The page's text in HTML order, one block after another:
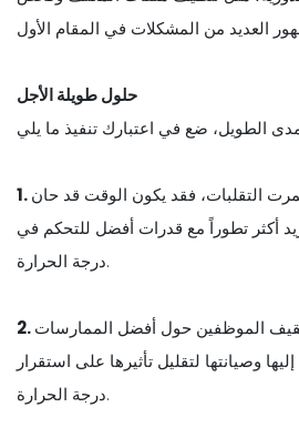
حلول طويلة الأجل
الطويل، ضع في اعتبارك تنفيذ ما يلي
التقلبات، فقد يكون الوقت قد حان
أكثر تطوراً مع قدرات أفضل للتحكم في
درجة الحرارة.
الموظفين حول أفضل الممارسات
وصيانتها لتقليل تأثيرها على استقرار
درجة الحرارة.